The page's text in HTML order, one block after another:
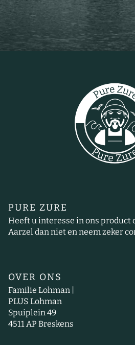
PURE ZURE
Heeft u interesse in ons product
Aarzel dan niet en neem zeker
OVER ONS
Familie Lohman |
PLUS Lohman
Spuiplein 49
4511 AP Breskens